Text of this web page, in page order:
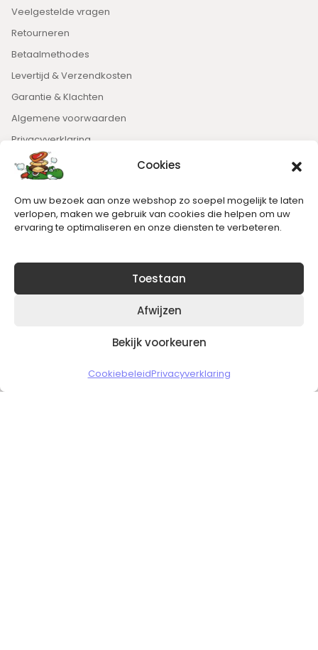
Cookies
Om uw bezoek aan onze webshop zo soepel mogelijk te laten
verlopen, maken we gebruik van cookies die helpen om uw
ervaring te optimaliseren en onze diensten te verbeteren.
Toestaan
Afwijzen
Bekijk voorkeuren
CookiebeleidPrivacyverklaring
Veelgestelde vragen
Retourneren
Betaalmethodes
Levertijd & Verzendkosten
Garantie & Klachten
Algemene voorwaarden
Privacyverklaring
Nieuwsbrief
Blijft op de hoogte van het laatste nieuws.